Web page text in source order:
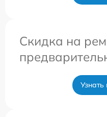
Скидка на
Узнать